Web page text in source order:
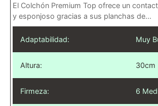
El Colchón Premium Top ofrece un
y esponjoso gracias a sus planchas de...
Adaptabilidad: Muy
Altura: 30cm
Firmeza: 6